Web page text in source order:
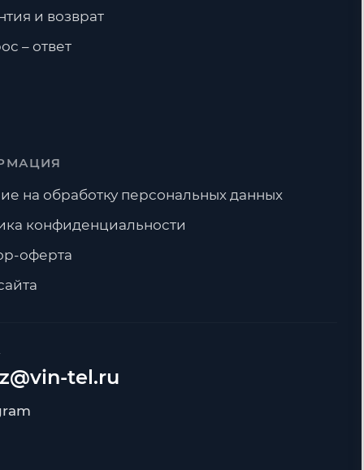
tel.ru
и возврат
– ответ
на обработку персональных данных
конфиденциальности
оферта